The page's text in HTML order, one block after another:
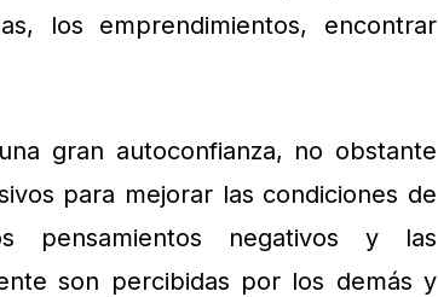
los emprendimientos, encontrar
gran autoconfianza, no obstante
para mejorar las condiciones de
pensamientos negativos y las
son percibidas por los demás y